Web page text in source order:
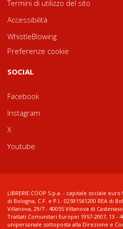
Termini di utilizzo del sito
Accessibilità
WhistleBlowing
Preferenze cookie
SOCIAL
Facebook
Instagram
X
Youtube
LIBRERIE.COOP S.p.a. - capitale sociale
di Bologna, C.F. e P.I.: 02591561200 REA di
Villanova, 29/7 - 40055 Villanova di Castenaso
Trattati Comunitari Europei 1957-2007, 13 -
unipersonale sottoposta alla Direzione e